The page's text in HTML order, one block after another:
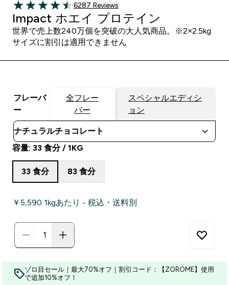
4.48 out of 5 stars
6287 ＋件の口コミ
6287 Reviews
Impact ホエイ プロテイン
世界で売上数240万個を突破の大人気商品。※2×2.5kg
サイズに割引は適用できません
フレーバ
ー
全フレー
バー
スペシャルエディシ
ョン
容量: 33 食分 / 1KG
33 食分 83 食分
￥5,590‎ 1kgあたり - 税込・送料別
ゾロ目セール｜最大70%オフ｜割引コード：【ZOROME】使用
で追加10%オフ！